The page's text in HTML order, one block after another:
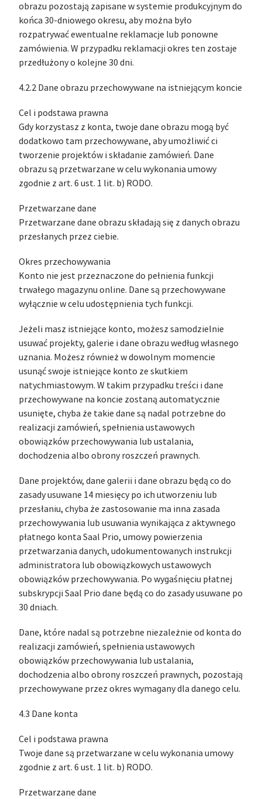
obrazu pozostają zapisane w systemie produkcyjnym do
końca 30-dniowego okresu, aby można było
rozpatrywać ewentualne reklamacje lub ponowne
zamówienia. W przypadku reklamacji okres ten zostaje
przedłużony o kolejne 30 dni.
4.2.2 Dane obrazu przechowywane na istniejącym koncie
Cel i podstawa prawna
Gdy korzystasz z konta, twoje dane obrazu mogą być
dodatkowo tam przechowywane, aby umożliwić ci
tworzenie projektów i składanie zamówień. Dane
obrazu są przetwarzane w celu wykonania umowy
zgodnie z art. 6 ust. 1 lit. b) RODO.
Przetwarzane dane
Przetwarzane dane obrazu składają się z danych obrazu
przesłanych przez ciebie.
Okres przechowywania
Konto nie jest przeznaczone do pełnienia funkcji
trwałego magazynu online. Dane są przechowywane
wyłącznie w celu udostępnienia tych funkcji.
Jeżeli masz istniejące konto, możesz samodzielnie
usuwać projekty, galerie i dane obrazu według własnego
uznania. Możesz również w dowolnym momencie
usunąć swoje istniejące konto ze skutkiem
natychmiastowym. W takim przypadku treści i dane
przechowywane na koncie zostaną automatycznie
usunięte, chyba że takie dane są nadal potrzebne do
realizacji zamówień, spełnienia ustawowych
obowiązków przechowywania lub ustalania,
dochodzenia albo obrony roszczeń prawnych.
Dane projektów, dane galerii i dane obrazu będą co do
zasady usuwane 14 miesięcy po ich utworzeniu lub
przesłaniu, chyba że zastosowanie ma inna zasada
przechowywania lub usuwania wynikająca z aktywnego
płatnego konta Saal Prio, umowy powierzenia
przetwarzania danych, udokumentowanych instrukcji
administratora lub obowiązkowych ustawowych
obowiązków przechowywania. Po wygaśnięciu płatnej
subskrypcji Saal Prio dane będą co do zasady usuwane po
30 dniach.
Dane, które nadal są potrzebne niezależnie od konta do
realizacji zamówień, spełnienia ustawowych
obowiązków przechowywania lub ustalania,
dochodzenia albo obrony roszczeń prawnych, pozostają
przechowywane przez okres wymagany dla danego celu.
4.3 Dane konta
Cel i podstawa prawna
Twoje dane są przetwarzane w celu wykonania umowy
zgodnie z art. 6 ust. 1 lit. b) RODO.
Przetwarzane dane